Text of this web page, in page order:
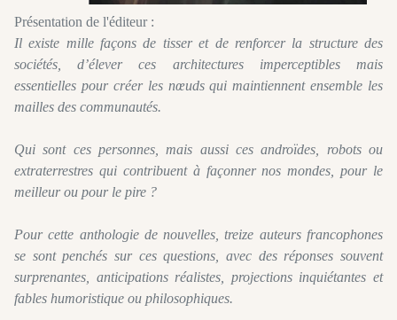
Présentation de l'éditeur :
Il existe mille façons de tisser et de renforcer la structure des
sociétés, d’élever ces architectures imperceptibles mais
essentielles pour créer les nœuds qui maintiennent ensemble les
mailles des communautés.
Qui sont ces personnes, mais aussi ces androïdes, robots ou
extraterrestres qui contribuent à façonner nos mondes, pour le
meilleur ou pour le pire ?
Pour cette anthologie de nouvelles, treize auteurs francophones
se sont penchés sur ces questions, avec des réponses souvent
surprenantes, anticipations réalistes, projections inquiétantes et
fables humoristique ou philosophiques.